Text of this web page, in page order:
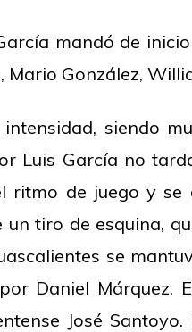
mandó de
González,
siendo
Luis García no
ritmo de juego y
tiro de esquina,
se
Daniel
José